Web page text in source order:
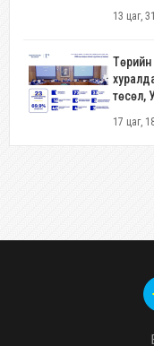
13 цаг,
Төрийн
төсөл,
17 цаг,